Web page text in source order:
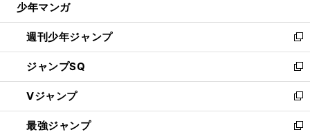
開
く
少年マンガ
週刊少年ジャンプ
新
し
い
ウ
ィ
ン
ド
ジャンプSQ
新
し
い
ウ
ィ
Vジャンプ
新
し
い
最強ジャンプ
新